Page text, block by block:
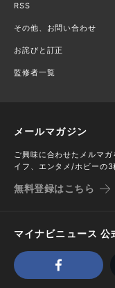
RSS
その他、お問い合わせ
お詫びと訂正
監修者一覧
メールマガジン
ご興味に合わせたメルマ
イフ、エンタメ/ホビーの3
無料登録はこちら
マイナビニュース 公